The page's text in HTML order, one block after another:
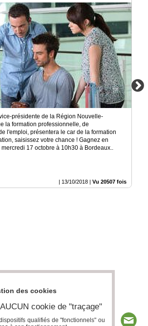
présidente de la Région Nouvelle-
la formation professionnelle, de
l'emploi, présentera le car de la formation
saisissez votre chance ! Gagnez en
17 octobre à 10h30 à Bordeaux..
13/10/2018 Vu 20507 fois
des cookies
cookie de "traçage"
qualifiés de "fonctionnels" ou